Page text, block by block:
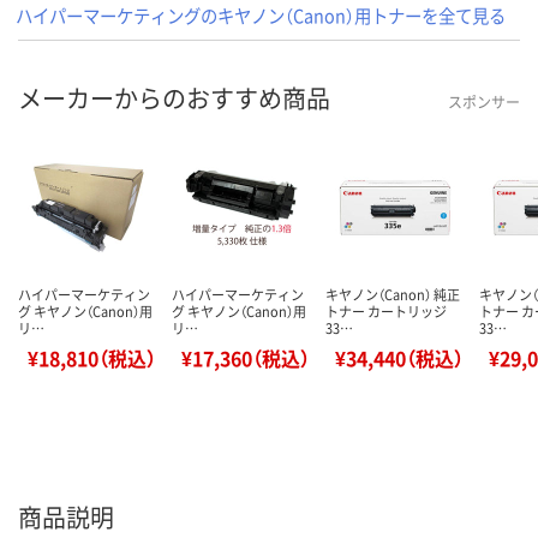
ハイパーマーケティングのキヤノン（Canon）用トナーを全て見る
メーカーからのおすすめ商品 スポンサー
ハイパーマーケティン
グ キヤノン（Canon）用
リ…
¥18,810（税込）
ハイパーマーケティン
グ キヤノン（Canon）用
リ…
¥17,360（税込）
キヤノン（Canon） 純正
トナー カートリッジ
33…
¥34,440（税込）
キヤノン
トナー
33…
商品説明